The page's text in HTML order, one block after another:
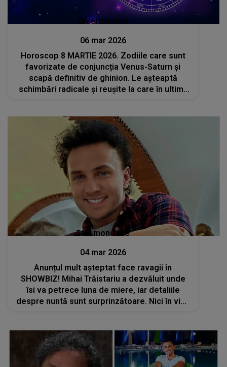
Divertisment
06 mar 2026
Horoscop 8 MARTIE 2026. Zodiile care sunt
favorizate de conjuncția Venus-Saturn și
scapă definitiv de ghinion. Le așteaptă
schimbări radicale și reușite la care în ultimii
Stiri mondene
04 mar 2026
Anunțul mult așteptat face ravagii în
SHOWBIZ! Mihai Trăistariu a dezvăluit unde
îsi va petrece luna de miere, iar detaliile
despre nuntă sunt surprinzătoare. Nici în vise